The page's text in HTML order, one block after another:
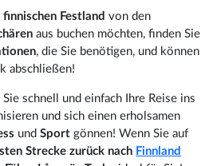
finnischen Festlandvon den
aus buchen möchten, finden Sie
, die Sie benötigen, und können
abschließen!
Sie schnell und einfach Ihre Reise ins
und sich einen erholsamen
undSportgönnen! Wenn Sie auf
Strecke zurück nach Finnland